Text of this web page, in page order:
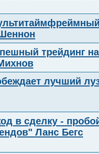
трейдинг
лучший
в сделку -
Ланс Бегс